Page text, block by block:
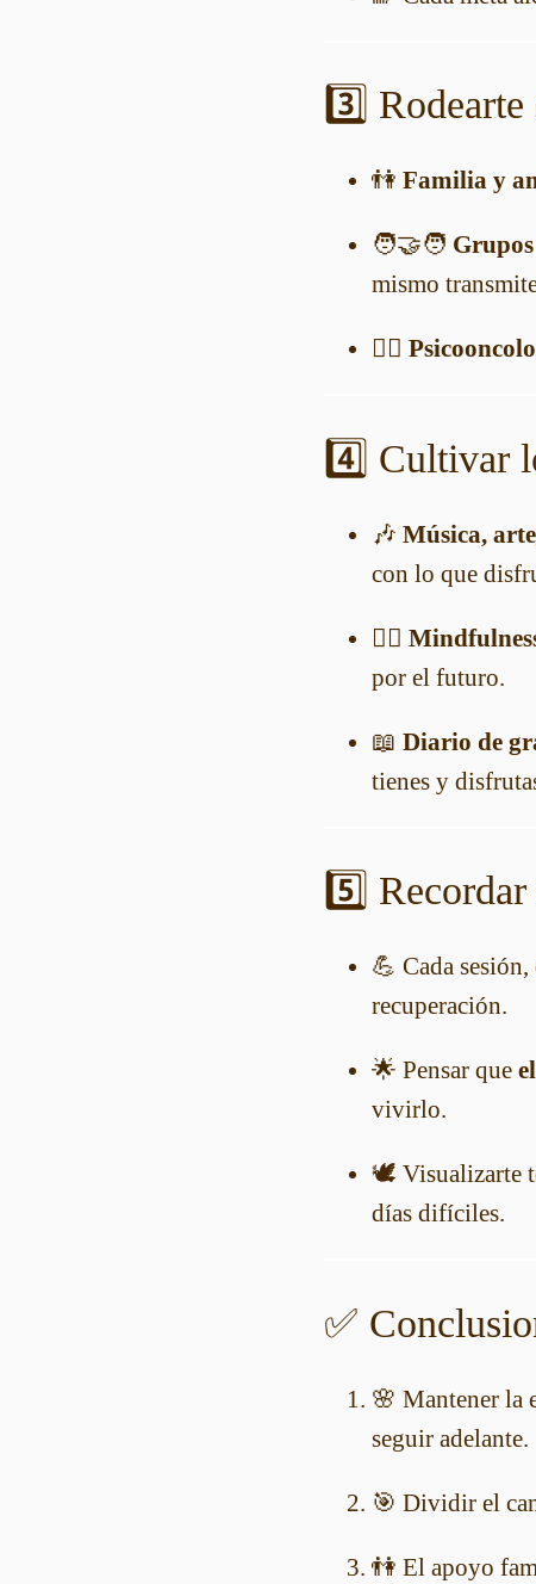
3️⃣
👫 Familia y
🧑‍🤝‍🧑
mismo
👩‍⚕️
4️⃣ Cultivar
🎶 Música,
con lo que
🧘‍♀️
por el futuro.
📖 Diario de
tienes y
5️⃣
💪 Cada
recuperación.
🌟 Pensar que
vivirlo.
🕊️ Visualizarte
días difíciles.
✅
🌸 Mantener la
seguir adelante.
🎯 Dividir el
👫 El apoyo